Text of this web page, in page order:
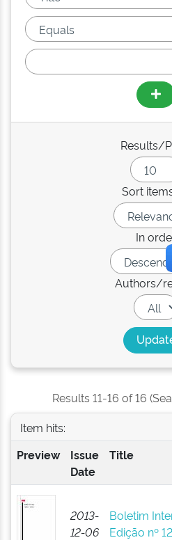
Results/
Sort
In
Authors/
Results 11-16 of 16
Item hits:
Preview
Issue
Date
Title
2013-
12-06
Boletim
Edição nº 12